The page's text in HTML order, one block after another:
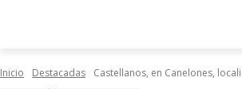
Inicio Destacadas Castellanos, en Canelones,